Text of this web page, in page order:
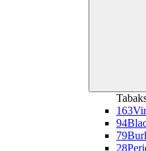
163
94
79
28